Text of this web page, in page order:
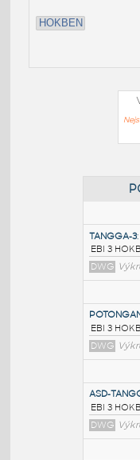
HOKBEN
EBI 3
DWG